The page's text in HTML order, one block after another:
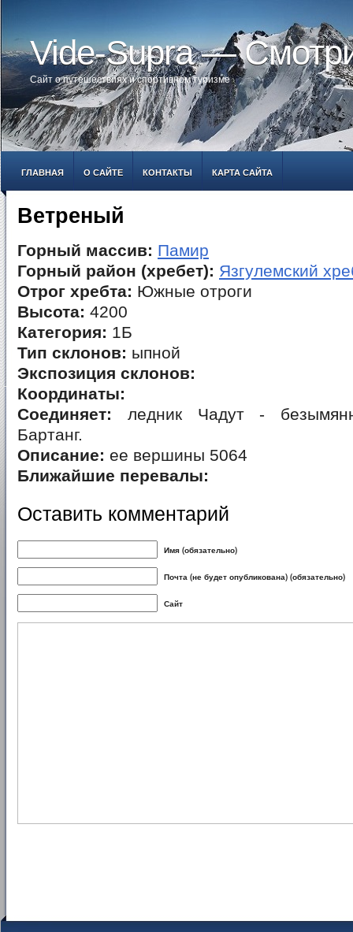
Vide-Supra —
Сайт о путешествиях и спортивном туризме
ГЛАВНАЯ О САЙТЕ КОНТАКТЫ КАРТА САЙТА
Ветреный
Горный массив: Памир
Горный район (хребет): Язгулемский
Отрог хребта: Южные отроги
Высота: 4200
Категория: 1Б
Тип склонов: ыпной
Экспозиция склонов:
Координаты:
Соединяет: ледник Чадут -
Бартанг.
Описание: ее вершины 5064
Ближайшие перевалы:
Оставить комментарий
Имя (обязательно)
Почта (не будет опубликована) (обязательно)
Сайт